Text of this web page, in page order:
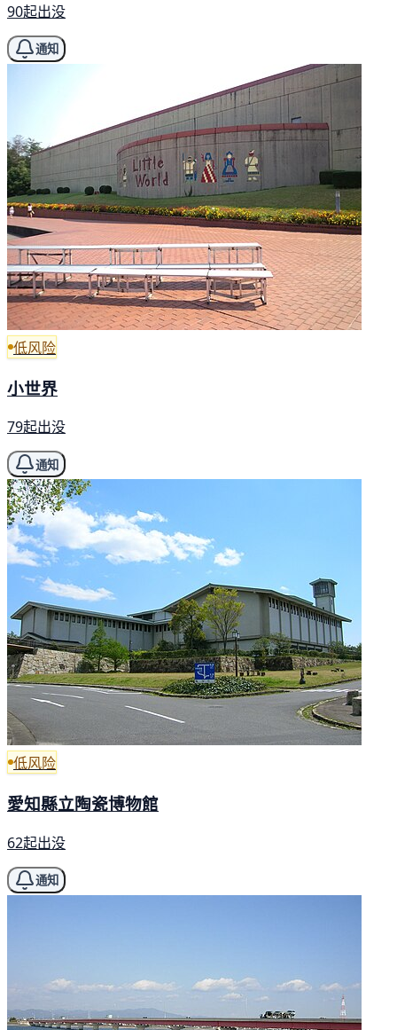
90起出没
通知
低风险
小世界
79起出没
通知
低风险
愛知縣立陶瓷博物館
62起出没
通知